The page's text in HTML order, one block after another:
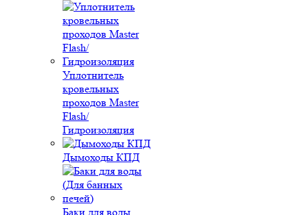
Уплотнитель
кровельных
проходов Master
Flash/
Гидроизоляция
Дымоходы КПД
Баки для воды